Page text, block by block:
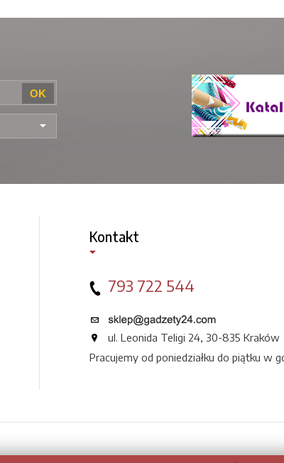
Kontakt
793 722 544
ul. Leonida Teligi 24, 30-835 Kraków
Pracujemy od poniedziałku do piątku w